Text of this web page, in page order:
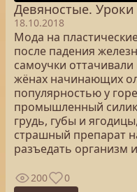
Девяностые. Уроки
18.10.2018
Мода на
после падения
самоучки оттачивали
жёнах начинающих
популярностью у
промышленный
грудь, губы и
страшный препарат
разъедать организм
200 0